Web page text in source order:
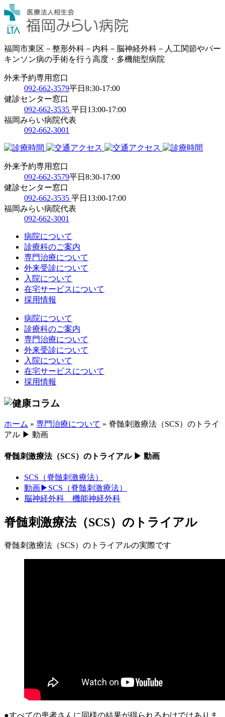
福岡市東区－整形外科－内科－脳神経外科－人工関節やパー
キンソン病の手術を行う高度・多機能型病院
外来予約専用窓口
092-662-3579平日8:30-17:00
健診センター窓口
092-662-3535 平日13:00-17:00
福岡みらい病院代表
092-662-3001
外来予約専用窓口
092-662-3579平日8:30-17:00
健診センター窓口
092-662-3535 平日13:00-17:00
福岡みらい病院代表
092-662-3001
病院について
診療科のご案内
専門治療について
外来受診について
入院について
在宅サービスについて
採用情報
病院について
診療科のご案内
専門治療について
外来受診について
入院について
在宅サービスについて
採用情報
ホーム » 専門治療について » 脊髄刺激療法（SCS）のトライ
アル ▶ 動画
脊髄刺激療法（SCS）のトライアル ▶ 動画
SCS（脊髄刺激療法）
動画▶SCS（脊髄刺激療法）
脳神経外科 機能神経外科
脊髄刺激療法（SCS）のトライアル
脊髄刺激療法（SCS）のトライアルの実際です
●すべての患者さんに同様の結果が得られるわけではありま